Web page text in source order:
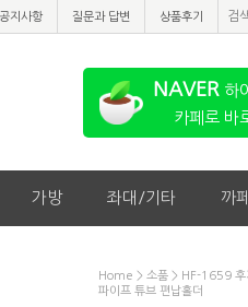
공지사항 질문과 답변 상품후기
가방 좌대/기타 까
NAVER 하
카페로 바
Home > 소품 > HF-1659 후
파이프 튜브 편납홀더